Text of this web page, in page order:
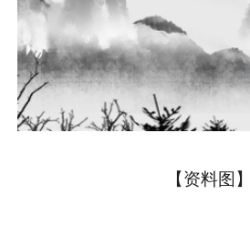
【资料图】